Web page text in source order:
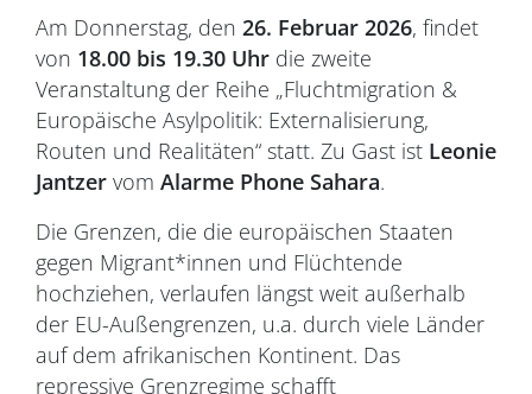
Am Donnerstag, den 26. Februar 2026, findet
von 18.00 bis 19.30 Uhr die zweite
Veranstaltung der Reihe „Fluchtmigration &
Europäische Asylpolitik: Externalisierung,
Routen und Realitäten“ statt. Zu Gast ist Leonie
Jantzer vom Alarme Phone Sahara.
Die Grenzen, die die europäischen Staaten
gegen Migrant*innen und Flüchtende
hochziehen, verlaufen längst weit außerhalb
der EU-Außengrenzen, u.a. durch viele Länder
auf dem afrikanischen Kontinent. Das
repressive Grenzregime schafft